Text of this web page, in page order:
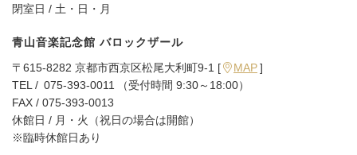
閉室日 / 土・日・月
青山音楽記念館 バロックザール
〒615-8282 京都市西京区松尾大利町9-1 [
MAP]
TEL / 075-393-0011
（受付時間 9:30～18:00）
FAX / 075-393-0013
休館日 / 月・火（祝日の場合は開館）
※臨時休館日あり